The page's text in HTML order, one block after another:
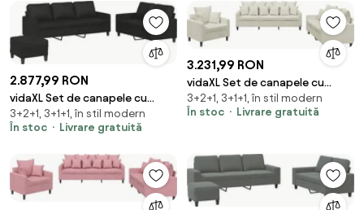
2.877,99 RON
vidaXL Set de canapele cu
perne, 3 piese, negru, piele
ecologică
3+2+1, 3+1+1, în stil modern
În stoc
Livrare gratuită
3.231,99 RON
vidaXL Set de canapele cu
perne, 3 piese, crem, catifea
3+2+1, 3+1+1, în stil modern
În stoc
Livrare gratuită